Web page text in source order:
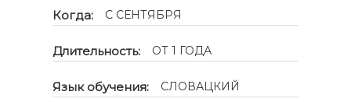
Когда: С СЕНТЯБРЯ
Длительность: ОТ 1 ГОДА
Язык обучения: СЛОВАЦКИЙ